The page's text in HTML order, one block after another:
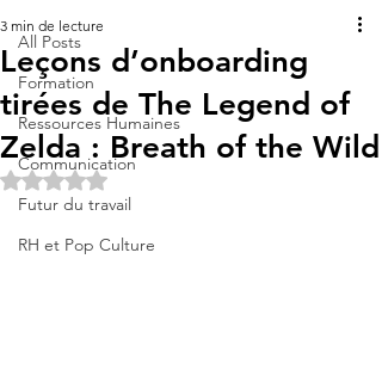
All Posts
Formation
Ressources Humaines
Communication
Futur du travail
RH et Pop Culture
Leçons d’onboarding
tirées de The Legend of
Zelda : Breath of the Wild
3 min de lecture
Noté NaN étoiles sur 5.